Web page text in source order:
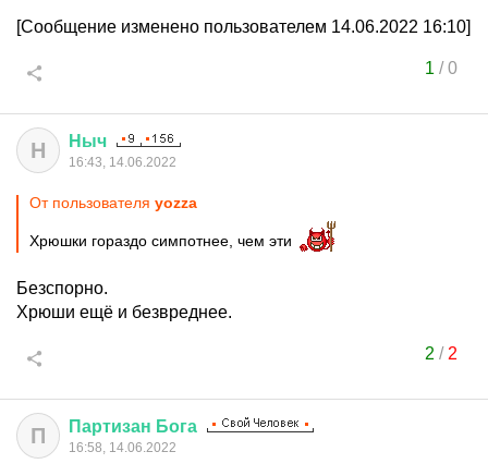
[Сообщение изменено пользователем 14.06.2022 16:10]
1 /0
Н Ныч
16:43, 14.06.2022
От пользователя yozza
Хрюшки гораздо симпотнее, чем эти
Безспорно.
Хрюши ещё и безвреднее.
2 / 2
П Партизан Бога
16:58, 14.06.2022